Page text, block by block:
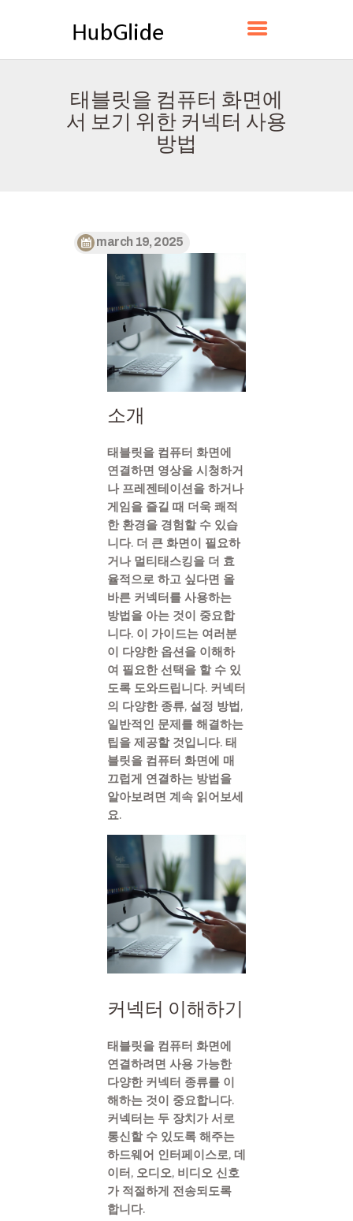
태블릿을 컴퓨터 화면에
서 보기 위한 커넥터 사용
방법
HUBGLIDE
홈
소개
march 19, 2025
소개
태블릿을 컴퓨터 화면에
연결하면 영상을 시청하거
나 프레젠테이션을 하거나
게임을 즐길 때 더욱 쾌적
한 환경을 경험할 수 있습
니다. 더 큰 화면이 필요하
거나 멀티태스킹을 더 효
율적으로 하고 싶다면 올
바른 커넥터를 사용하는
방법을 아는 것이 중요합
니다. 이 가이드는 여러분
이 다양한 옵션을 이해하
여 필요한 선택을 할 수 있
도록 도와드립니다. 커넥터
의 다양한 종류, 설정 방법,
일반적인 문제를 해결하는
팁을 제공할 것입니다. 태
블릿을 컴퓨터 화면에 매
끄럽게 연결하는 방법을
알아보려면 계속 읽어보세
요.
커넥터 이해하기
태블릿을 컴퓨터 화면에
연결하려면 사용 가능한
다양한 커넥터 종류를 이
해하는 것이 중요합니다.
커넥터는 두 장치가 서로
통신할 수 있도록 해주는
하드웨어 인터페이스로, 데
이터, 오디오, 비디오 신호
가 적절하게 전송되도록
합니다.